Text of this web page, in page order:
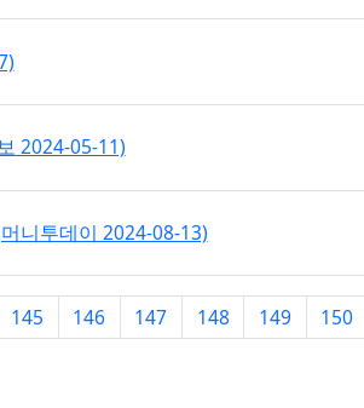
2024-05-11)
니투데이 2024-08-13)
145 146 147 148 149 150